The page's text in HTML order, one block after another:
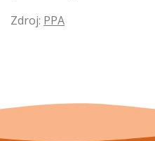
Zdroj: PPA